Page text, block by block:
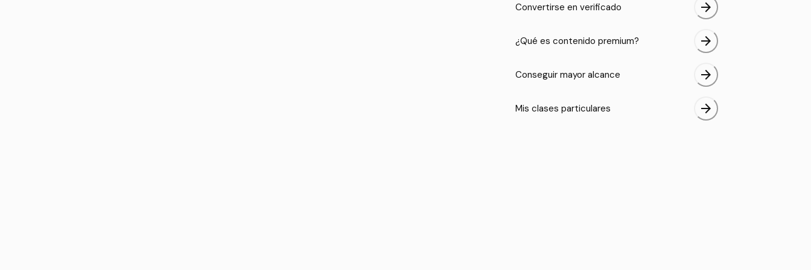
Convertirse en verificado arrow_forward
¿Qué es contenido premium? arrow_forward
Conseguir mayor alcance arrow_forward
Mis clases particulares arrow_forward